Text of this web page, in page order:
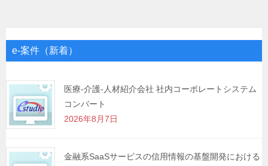
ゲ
シ
ョ
ン
e-案件（新着）
医療-介護-人材紹介会社 社内コーポレートシステム
コンバート
2026年8月7日
金融系SaaSサービスの信用情報の基盤開発における